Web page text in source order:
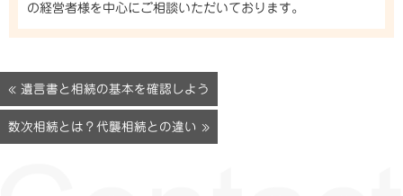
の経営者様を中心にご相談いただいております。
« 遺言書と相続の基本を確認しよう
数次相続とは？代襲相続との違い »